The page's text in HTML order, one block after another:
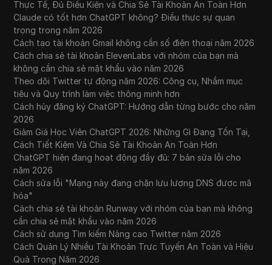
Thực Tế, Đủ Điều Kiện và Chia Sẻ Tài Khoản An Toàn Hơn
Claude có tốt hơn ChatGPT không? Điều thực sự quan
trọng trong năm 2026
Cách tạo tài khoản Gmail không cần số điện thoại năm 2026
Cách chia sẻ tài khoản ElevenLabs với nhóm của bạn mà
không cần chia sẻ mật khẩu vào năm 2026
Theo dõi Twitter tự động năm 2026: Công cụ, Nhắm mục
tiêu và Quy trình làm việc thông minh hơn
Cách hủy đăng ký ChatGPT: Hướng dẫn từng bước cho năm
2026
Giảm Giá Học Viên ChatGPT 2026: Những Gì Đang Tồn Tại,
Cách Tiết Kiệm Và Chia Sẻ Tài Khoản An Toàn Hơn
ChatGPT hiện đang hoạt động đầy đủ: 7 bản sửa lỗi cho
năm 2026
Cách sửa lỗi "Mạng này đang chặn lưu lượng DNS được mã
hóa"
Cách chia sẻ tài khoản Runway với nhóm của bạn mà không
cần chia sẻ mật khẩu vào năm 2026
Cách sử dụng Tìm kiếm Nâng cao Twitter năm 2026
Cách Quản Lý Nhiều Tài Khoản Trực Tuyến An Toàn và Hiệu
Quả Trong Năm 2026